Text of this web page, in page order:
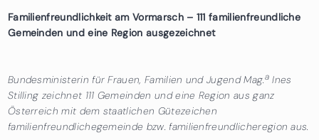
Familienfreundlichkeit am Vormarsch – 111 familienfreundliche
Gemeinden und eine Region ausgezeichnet
Bundesministerin für Frauen, Familien und Jugend Mag.aInes
Stilling zeichnet 111 Gemeinden und eine Region aus ganz
Österreich mit dem staatlichen Gütezeichen
familienfreundlichegemeinde bzw. familienfreundlicheregion aus.